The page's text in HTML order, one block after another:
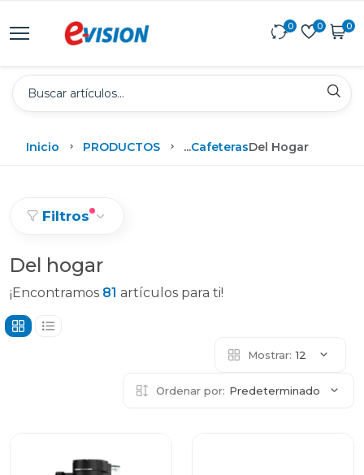
0 0 0
Inicio PRODUCTOS ...CafeterasDel Hogar
Filtros
Del hogar
¡Encontramos 81 artículos para ti!
Mostrar: 12
Ordenar por: Predeterminado